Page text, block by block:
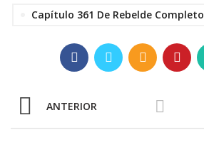
Capítulo 361 De Rebelde Completo
ANTERIOR